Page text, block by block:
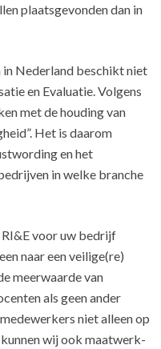
plaatsgevonden dan in
Nederland beschikt niet
en Evaluatie. Volgens
met de houding van
Het is daarom
en het
in welke branche
RI&E voor uw bedrijf
naar een veilige(re)
meerwaarde van
als geen ander
niet alleen op
wij ook maatwerk-